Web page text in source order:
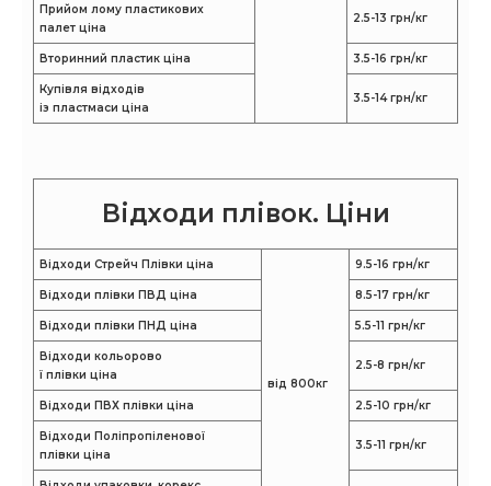
Прийом лому пластикових
палет ціна
2.5-13 грн/кг
Вторинний пластик ціна 3.5-16 грн/кг
Купівля відходів
із пластмаси ціна
3.5-14 грн/кг
Відходи плівок. Ціни
Відходи Стрейч Плівки ціна
від 800кг
9.5-16 грн/кг
Відходи плівки ПВД ​​ціна 8.5-17 грн/кг
Відходи плівки ПНД ціна 5.5-11 грн/кг
Відходи кольорово
ї плівки ціна
2.5-8 грн/кг
Відходи ПВХ плівки ціна 2.5-10 грн/кг
Відходи Поліпропіленової
плівки ціна
3.5-11 грн/кг